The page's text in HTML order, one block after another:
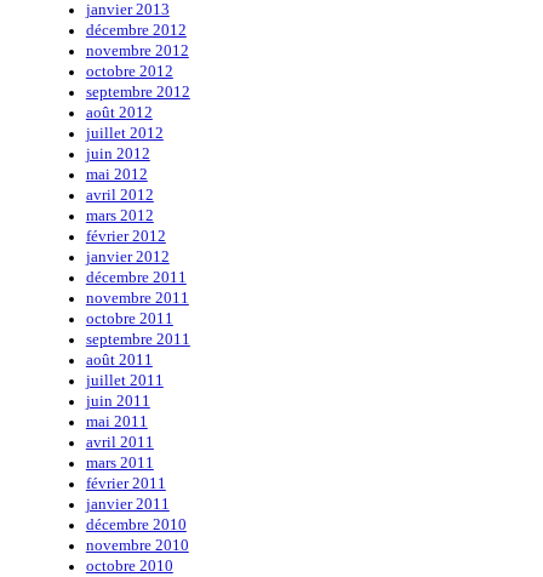
janvier 2013
décembre 2012
novembre 2012
octobre 2012
septembre 2012
août 2012
juillet 2012
juin 2012
mai 2012
avril 2012
mars 2012
février 2012
janvier 2012
décembre 2011
novembre 2011
octobre 2011
septembre 2011
août 2011
juillet 2011
juin 2011
mai 2011
avril 2011
mars 2011
février 2011
janvier 2011
décembre 2010
novembre 2010
octobre 2010